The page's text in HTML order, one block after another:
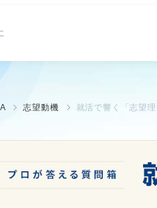
志望動機 就活で響く「志望